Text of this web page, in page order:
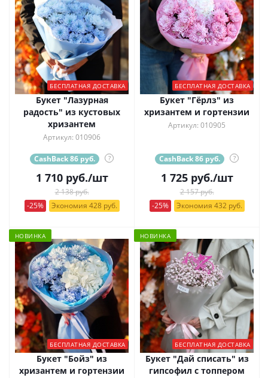
БЕСПЛАТНАЯ ДОСТАВКА
Букет "Лазурная
радость" из кустовых
хризантем
Артикул: 010906
CashBack 86 руб. ?
1 710руб./шт
2 138 руб.
-25%
Экономия 428 руб.
БЕСПЛАТНАЯ ДОСТАВКА
Букет "Гёрлз" из
хризантем и гортензии
Артикул: 010905
CashBack 86 руб. ?
1 725руб./шт
2 157 руб.
-25%
Экономия 432 руб.
НОВИНКА
БЕСПЛАТНАЯ ДОСТАВКА
Букет "Бойз" из
хризантем и гортензии
НОВИНКА
БЕСПЛАТНАЯ ДОСТАВКА
Букет "Дай списать" из
гипсофил с топпером